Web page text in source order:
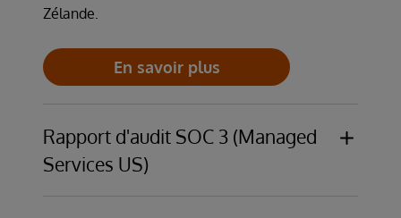
Zélande.
En savoir plus
Rapport d'audit SOC 3 (Managed
Services US)
Les opérations d'InterSystems Managed